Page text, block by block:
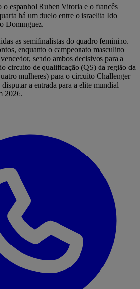
o espanhol Ruben Vitoria e o francês
há um duelo entre o israelita Ido
Dominguez.
as semifinalistas do quadro feminino,
enquanto o campeonato masculino
sendo ambos decisivos para a
circuito de qualificação (QS) da região da
mulheres) para o circuito Challenger
a entrada para a elite mundial
2026.